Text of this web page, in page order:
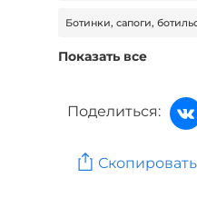
Ботинки, сапоги,
Ботинки, сапоги,
Ботинки, сапоги,
Женская обувь: Бренд
Женская обувь: Бренд
Показать все
Поделиться: